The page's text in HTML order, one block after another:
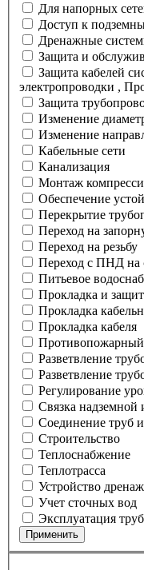
Для напорных
Доступ к
Дренажные
Защита и
электропроводки ,
Защита
Изменение
Изменение
Кабельные сети
Канализация
Монтаж
Обеспечение
Перекрытие
Переход на
Переход на резьбу
Переход с ПНД на
Питьевое
Прокладка и
Прокладка
Прокладка кабеля
Разветвление
Разветвление
Регулирование
Связка надземной
Соединение труб
Строительство
Теплоснабжение
Теплотрасса
Устройство
Учет сточных вод
Эксплуатация
Применить